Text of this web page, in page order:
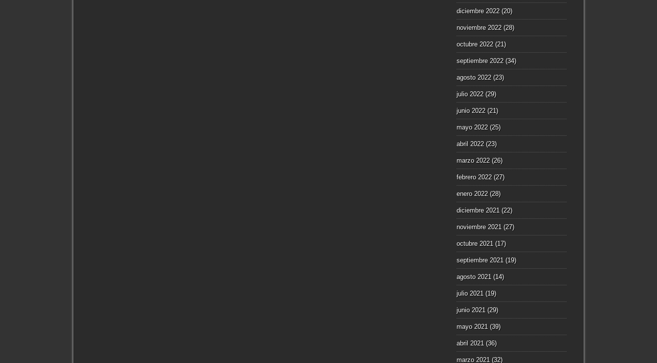
diciembre 2022 (20)
noviembre 2022 (28)
octubre 2022 (21)
septiembre 2022 (34)
agosto 2022 (23)
julio 2022 (29)
junio 2022 (21)
mayo 2022 (25)
abril 2022 (23)
marzo 2022 (26)
febrero 2022 (27)
enero 2022 (28)
diciembre 2021 (22)
noviembre 2021 (27)
octubre 2021 (17)
septiembre 2021 (19)
agosto 2021 (14)
julio 2021 (19)
junio 2021 (29)
mayo 2021 (39)
abril 2021 (36)
marzo 2021 (32)